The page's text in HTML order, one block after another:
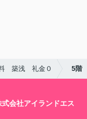
料 築浅 礼金０ 5階
会社アイランドエス